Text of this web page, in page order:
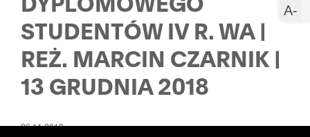
A-
DYPLOMOWEGO
STUDENTÓW IV R. WA |
REŻ. MARCIN CZARNIK |
13 GRUDNIA 2018
26.11.2018